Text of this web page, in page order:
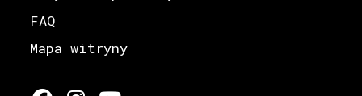
FAQ
Mapa witryny